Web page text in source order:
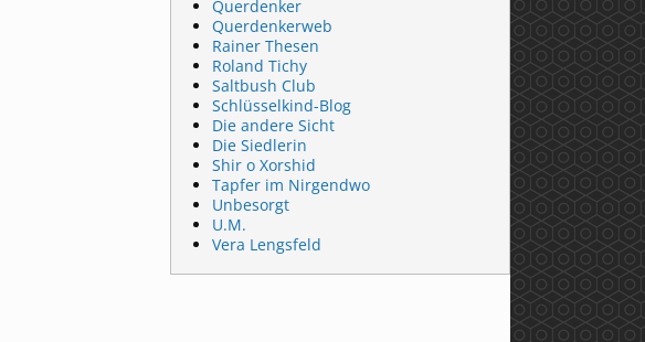
Querdenker
Querdenkerweb
Rainer Thesen
Roland Tichy
Saltbush Club
Schlüsselkind-Blog
Die andere Sicht
Die Siedlerin
Shir o Xorshid
Tapfer im Nirgendwo
Unbesorgt
U.M.
Vera Lengsfeld